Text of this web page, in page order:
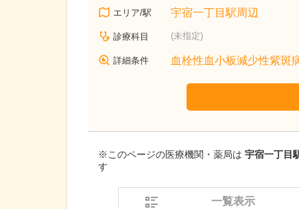
エリア/駅 宇宿一丁目駅周辺
診療科目 (未指定)
詳細条件 血栓性血小板減少性紫斑
※このページの医療機関・薬局は 宇宿一丁目
す
一覧表示